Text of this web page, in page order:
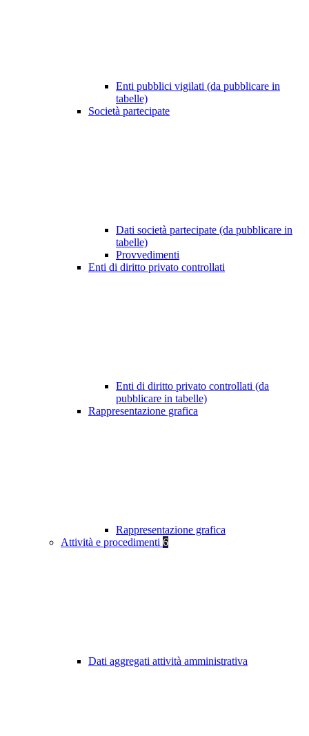
Enti pubblici vigilati (da pubblicare in
tabelle)
Società partecipate
Dati società partecipate (da pubblicare in
tabelle)
Provvedimenti
Enti di diritto privato controllati
Enti di diritto privato controllati (da
pubblicare in tabelle)
Rappresentazione grafica
Rappresentazione grafica
Attività e procedimenti 6
Dati aggregati attività amministrativa